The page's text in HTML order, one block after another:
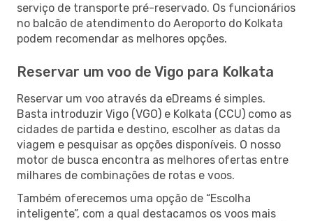
serviço de transporte pré-reservado. Os funcionários
no balcão de atendimento do Aeroporto do Kolkata
podem recomendar as melhores opções.
Reservar um voo de Vigo para Kolkata
Reservar um voo através da eDreams é simples.
Basta introduzir Vigo (VGO) e Kolkata (CCU) como as
cidades de partida e destino, escolher as datas da
viagem e pesquisar as opções disponíveis. O nosso
motor de busca encontra as melhores ofertas entre
milhares de combinações de rotas e voos.
Também oferecemos uma opção de “Escolha
inteligente”, com a qual destacamos os voos mais